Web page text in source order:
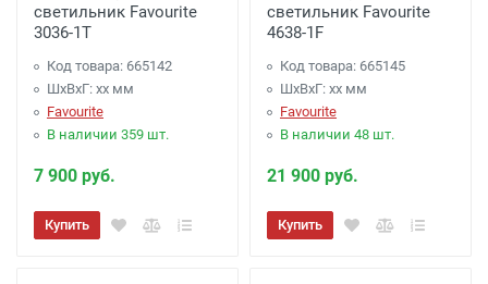
светильник Favourite
3036-1T
Код товара: 665142
ШхВхГ: xx мм
Favourite
В наличии 359 шт.
7 900 руб.
Купить
светильник Favourite
4638-1F
Код товара: 665145
ШхВхГ: xx мм
Favourite
В наличии 48 шт.
21 900 руб.
Купить